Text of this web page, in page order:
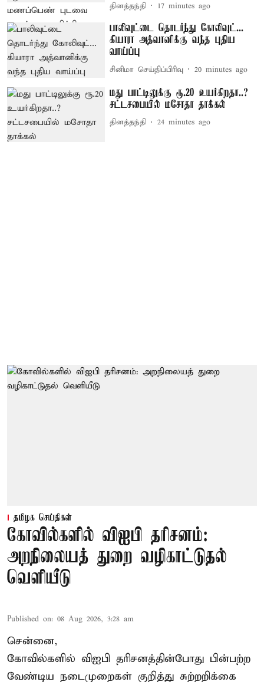
தினத்தந்தி 17 minutes ago
பாலிவுட்டை தொடர்ந்து கோலிவுட்...
கியாரா அத்வானிக்கு வந்த புதிய
வாய்ப்பு
சினிமா செய்திப்பிரிவு 20 minutes ago
மது பாட்டிலுக்கு ரூ.20 உயர்கிறதா..?
சட்டசபையில் மசோதா தாக்கல்
தினத்தந்தி 24 minutes ago
தமிழக செய்திகள்
கோவில்களில் விஐபி தரிசனம்:
அறநிலையத் துறை வழிகாட்டுதல்
வெளியீடு
Published on: 08 Aug 2026, 3:28 am
சென்னை,
கோவில்களில் விஐபி தரிசனத்தின்போது பின்பற்ற
வேண்டிய நடைமுறைகள் குறித்து சுற்றறிக்கை